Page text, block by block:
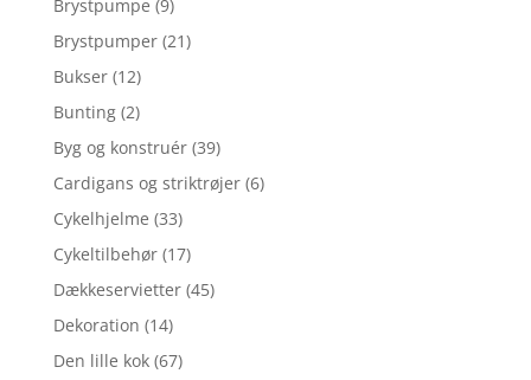
Brystpumpe (9)
Brystpumper (21)
Bukser (12)
Bunting (2)
Byg og konstruér (39)
Cardigans og striktrøjer (6)
Cykelhjelme (33)
Cykeltilbehør (17)
Dækkeservietter (45)
Dekoration (14)
Den lille kok (67)